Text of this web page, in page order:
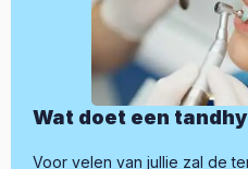
Wat doet een
Voor velen van jullie zal de